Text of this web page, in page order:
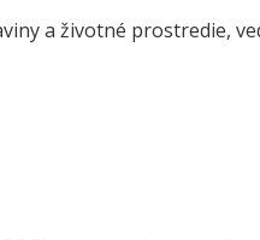
a životné prostredie,